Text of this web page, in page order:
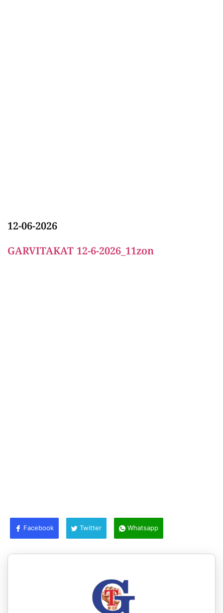
12-06-2026
GARVITAKAT 12-6-2026_11zon
Facebook Twitter Whatsapp